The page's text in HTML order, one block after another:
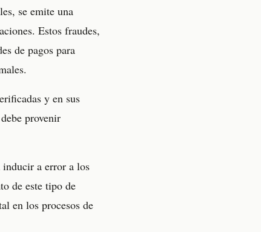
se emite una
Estos fraudes,
de pagos para
y en sus
provenir
inducir a error a los
de este tipo de
en los procesos de